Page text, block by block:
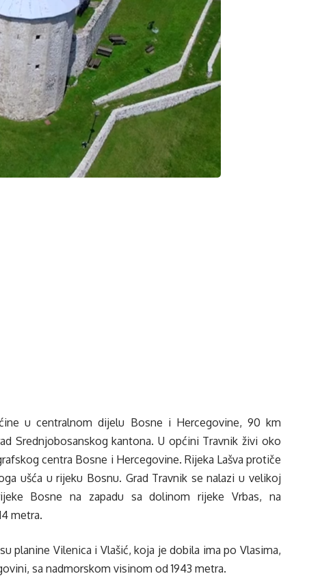
u centralnom dijelu Bosne i Hercegovine, 90 km
Srednjobosanskog kantona. U općini Travnik živi oko
centra Bosne i Hercegovine. Rijeka Lašva protiče
ušća u rijeku Bosnu. Grad Travnik se nalazi u velikoj
Bosne na zapadu sa dolinom rijeke Vrbas, na
metra.
planine Vilenica i Vlašić, koja je dobila ima po Vlasima,
sa nadmorskom visinom od 1943 metra.